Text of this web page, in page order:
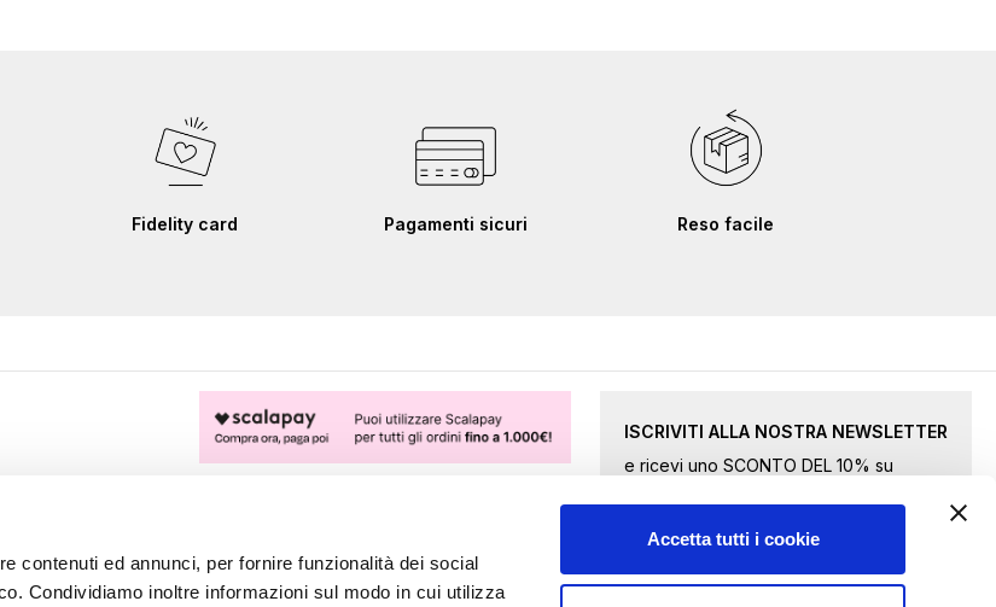
contenuti ed annunci, per fornire funzionalità dei social
Condividiamo inoltre informazioni sul modo in cui utilizza
Accetta tutti i cookie
Fidelity card Pagamenti sicuri Reso facile
ISCRIVITI ALLA NOSTRA NEWSLETTER
e ricevi uno SCONTO DEL 10% su
alla